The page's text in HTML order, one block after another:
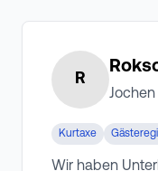
R
Kurtaxe
Wir haben